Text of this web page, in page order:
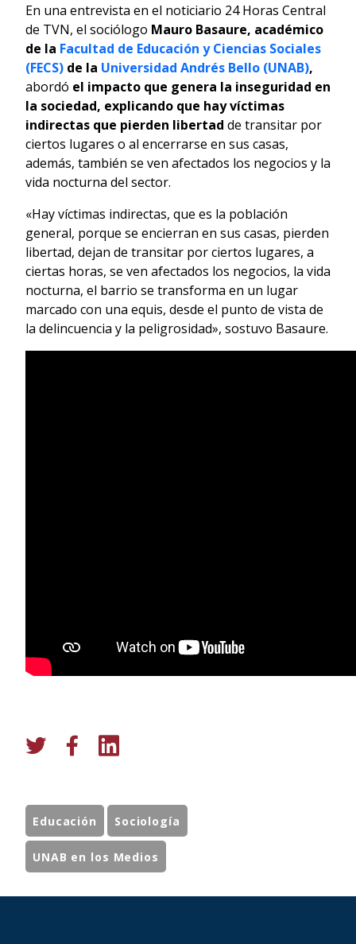
En una entrevista en el noticiario 24 Horas Central
de TVN, el sociólogo Mauro Basaure, académico
de la Facultad de Educación y Ciencias Sociales
(FECS) de la Universidad Andrés Bello (UNAB),
abordó el impacto que genera la inseguridad en
la sociedad, explicando que hay víctimas
indirectas que pierden libertad de transitar por
ciertos lugares o al encerrarse en sus casas,
además, también se ven afectados los negocios y la
vida nocturna del sector.
«Hay víctimas indirectas, que es la población
general, porque se encierran en sus casas, pierden
libertad, dejan de transitar por ciertos lugares, a
ciertas horas, se ven afectados los negocios, la vida
nocturna, el barrio se transforma en un lugar
marcado con una equis, desde el punto de vista de
la delincuencia y la peligrosidad», sostuvo Basaure.
Educación Sociología
UNAB en los Medios